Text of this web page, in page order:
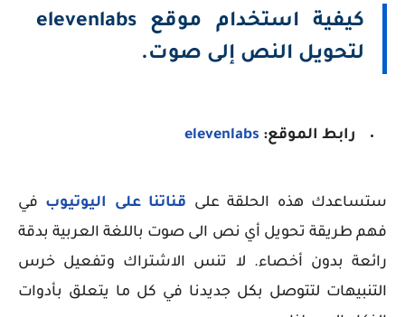
كيفية استخدام موقع elevenlabs
لتحويل النص إلى صوت.
رابط الموقع: elevenlabs
ستساعدك هذه الحلقة على قناتنا على اليوتيوب في
فهم طريقة تحويل أي نص الى صوت باللغة العربية بدقة
رائعة بدون أخصاء. لا تنس الاشتراك وتفعيل خرس
التنبيهات لتتوصل بكل جديدنا في كل ما يتعلق بأدوات